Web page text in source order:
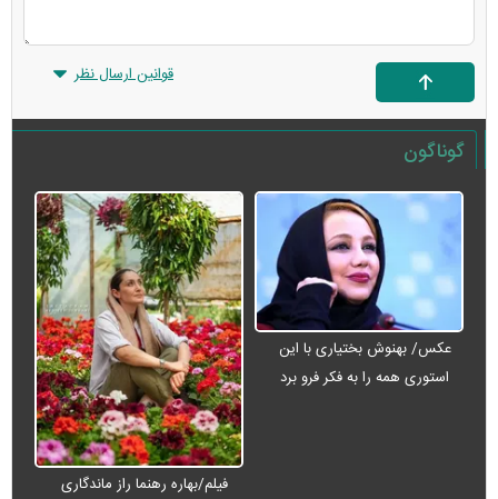
قوانین ارسال نظر
گوناگون
عکس/ بهنوش بختیاری با این
استوری همه را به فکر فرو برد
فیلم/بهاره رهنما راز ماندگاری